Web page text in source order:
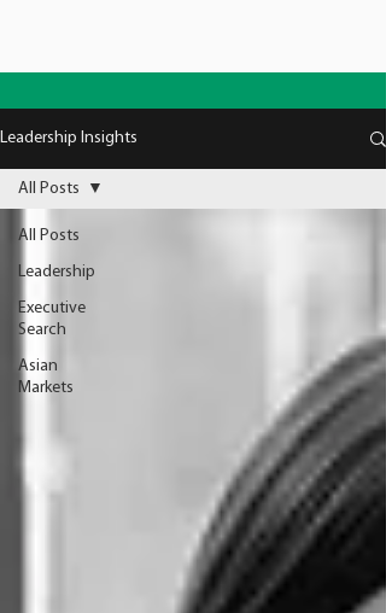
Leadership Insights
All Posts
Leadership
Executive
Search
Asian
Markets
All Posts